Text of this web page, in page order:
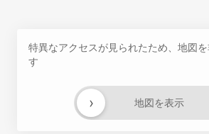
特異なアクセスが見られたため、地図
す
地図を表示
›